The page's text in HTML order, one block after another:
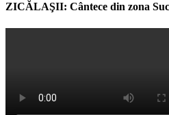
ZICĂLAŞII: Cântece din zona